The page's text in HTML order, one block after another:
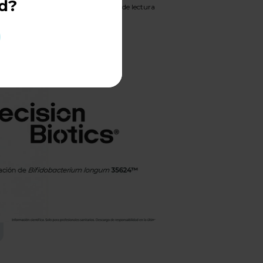
Aprox. 7 minutos de lectura